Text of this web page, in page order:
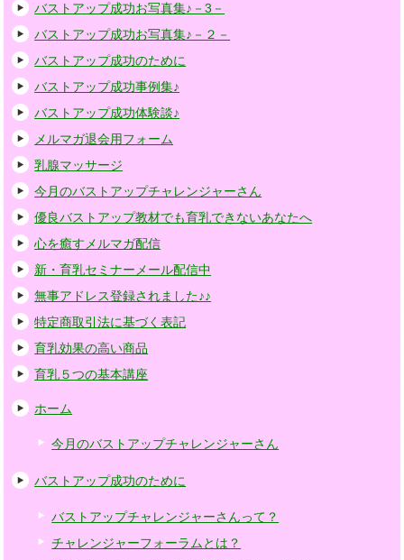
バストアップ成功お写真集♪－3－
バストアップ成功お写真集♪－２－
バストアップ成功のために
バストアップ成功事例集♪
バストアップ成功体験談♪
メルマガ退会用フォーム
乳腺マッサージ
今月のバストアップチャレンジャーさん
優良バストアップ教材でも育乳できないあなたへ
心を癒すメルマガ配信
新・育乳セミナーメール配信中
無事アドレス登録されました♪♪
特定商取引法に基づく表記
育乳効果の高い商品
育乳５つの基本講座
ホーム
今月のバストアップチャレンジャーさん
バストアップ成功のために
バストアップチャレンジャーさんって？
チャレンジャーフォーラムとは？